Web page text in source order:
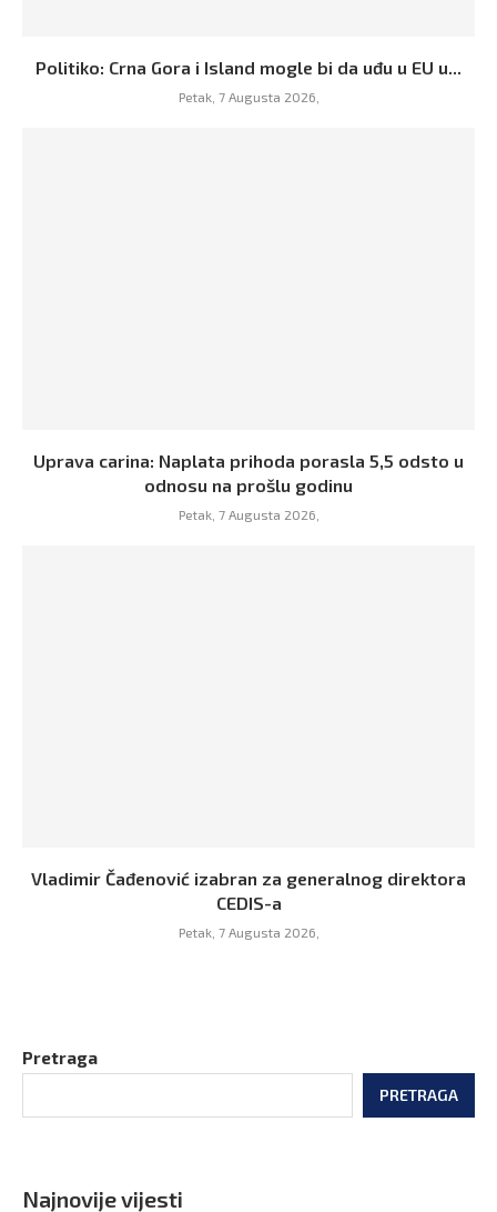
Politiko: Crna Gora i Island mogle bi da uđu u EU u...
Petak, 7 Augusta 2026,
Uprava carina: Naplata prihoda porasla 5,5 odsto u
odnosu na prošlu godinu
Petak, 7 Augusta 2026,
Vladimir Čađenović izabran za generalnog direktora
CEDIS-a
Petak, 7 Augusta 2026,
Pretraga
PRETRAGA
Najnovije vijesti